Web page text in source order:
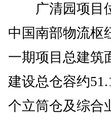
广清园项目位
中国南部物流枢
一期项目总建筑
建设总仓容约
个立筒仓及综合